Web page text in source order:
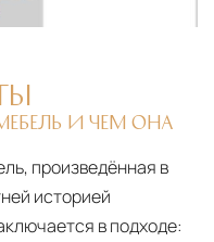
И ЧЕМ ОНА
произведённая в
историей
в подходе: